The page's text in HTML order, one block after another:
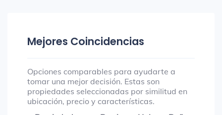
Mejores Coincidencias
Opciones comparables para ayudarte a
tomar una mejor decisión. Estas son
propiedades seleccionadas por similitud en
ubicación, precio y características.